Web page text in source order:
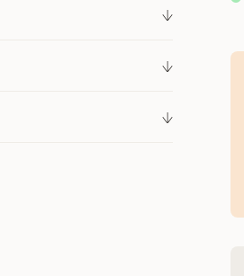
ROYAL CANIN®
som spiser selektivt, og
% - Råaske: 7,0 % -